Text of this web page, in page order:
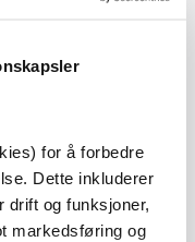
for å forbedre
Dette inkluderer
drift og funksjoner,
markedsføring og
enige om hvilken